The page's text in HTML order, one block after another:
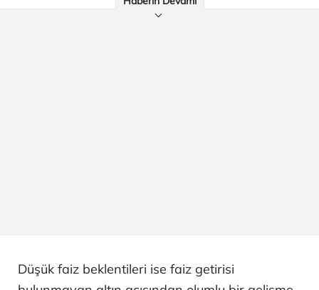
Düşük faiz beklentileri ise faiz getirisi